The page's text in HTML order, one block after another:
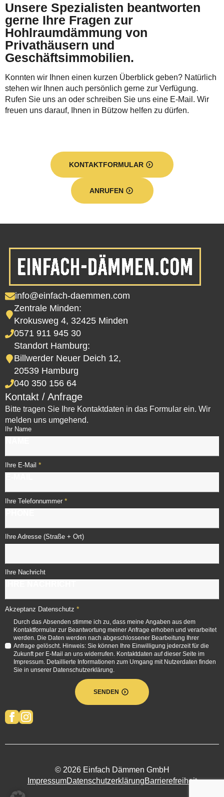
Unsere Spezialisten beantworten
gerne Ihre Fragen zur
Hohlraumdämmung von
Privathäusern und
Geschäftsimmobilien.
Konnten wir Ihnen einen kurzen Überblick geben? Natürlich
stehen wir Ihnen auch persönlich gerne zur Verfügung.
Rufen Sie uns an oder schreiben Sie uns eine E-Mail. Wir
freuen uns darauf, Ihnen in Bützow helfen zu dürfen.
KONTAKTFORMULAR
ANRUFEN
info@einfach-daemmen.com
Zentrale Minden:
Krokusweg 4, 32425 Minden
0571 911 945 30
Standort Hamburg:
Billwerder Neuer Deich 12,
20539 Hamburg
040 350 156 64
Kontakt / Anfrage
Bitte tragen Sie Ihre Kontaktdaten in das Formular ein. Wir
melden uns umgehend.
Ihr Name
Ihre E-Mail *
Ihre Telefonnummer *
Ihre Adresse (Straße + Ort)
Ihre Nachricht
Akzeptanz Datenschutz *
Durch das Absenden stimme ich zu, dass meine Angaben aus dem
Kontaktformular zur Beantwortung meiner Anfrage erhoben und verarbeitet
werden. Die Daten werden nach abgeschlossener Bearbeitung Ihrer
Anfrage gelöscht. Hinweis: Sie können Ihre Einwilligung jederzeit für die
Zukunft per E-Mail an uns widerrufen. Kontaktdaten auf dieser Seite im
Impressum. Detaillierte Informationen zum Umgang mit Nutzerdaten finden
Sie in unserer Datenschutzerklärung.
SENDEN
© 2026 Einfach Dämmen GmbH
ImpressumDatenschutzerklärungBarrierefreiheit